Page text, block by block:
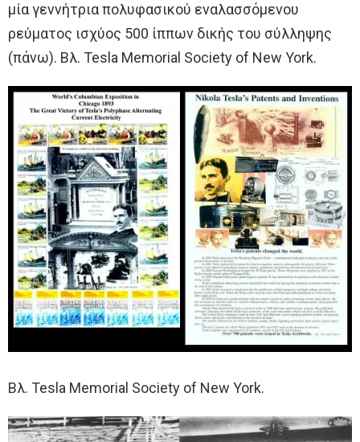
μία γεννήτρια πολυφασικού εναλασσόμενου
ρεύματος ισχύος 500 ίππων δικής του σύλληψης
(πάνω). Βλ. Tesla Memorial Society of New York.
Βλ. Tesla Memorial Society of New York.